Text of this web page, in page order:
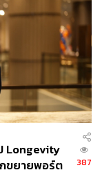
ประเทศ
Longevity
กขยายพอร์ต
387